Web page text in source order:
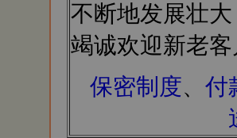
不断地发展壮
竭诚欢迎新老
保密制度、 付